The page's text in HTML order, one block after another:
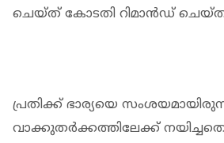
ചെയ്ത് കോടതി റിമാന്‍ഡ്
പ്രതിക്ക് ഭാര്യയെ
വാക്കുതര്‍ക്കത്തിലേക്ക്